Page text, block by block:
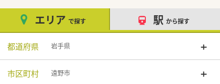
エリア で探す 駅 から探す
都道府県 岩手県
市区町村 遠野市